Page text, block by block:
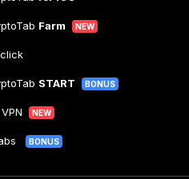
Farm NEW
START BONUS
NEW
BONUS